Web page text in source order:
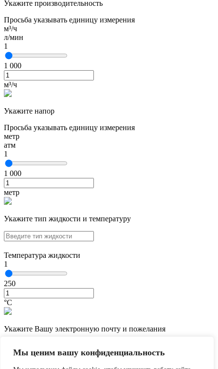
Мы ценим вашу конфиденциальность
Укажите производительность
Просьба указывать единицу измерения
м³/ч
л/мин
1
1 000
м³/ч
Укажите напор
Просьба указывать единицу измерения
метр
атм
1
1 000
метр
Укажите тип жидкости и температуру
Температура жидкости
1
250
°С
Укажите Вашу электронную почту и пожелания